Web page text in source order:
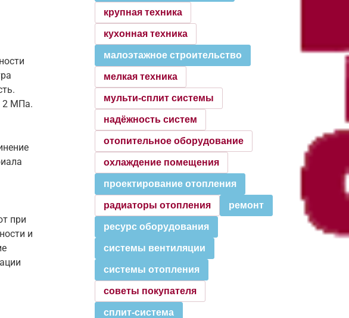
2 МПа.
при
и
крупная техника
кухонная техника
малоэтажное строительство
мелкая техника
мульти-сплит системы
надёжность систем
отопительное оборудование
охлаждение помещения
проектирование отопления
радиаторы отопления ремонт
ресурс оборудования
системы вентиляции
системы отопления
советы покупателя
сплит-система